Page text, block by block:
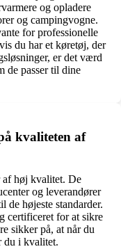
og opladere
og campingvogne.
for professionelle
du har et køretøj, der
er det værd
de passer til dine
kvaliteten af
af høj kvalitet. De
og leverandører
de højeste standarder.
certificeret for at sikre
sikker på, at når du
du i kvalitet.